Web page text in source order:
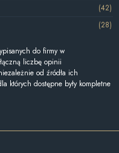
(42)
(28)
do firmy w
liczbę opinii
od źródła ich
których dostępne były kompletne